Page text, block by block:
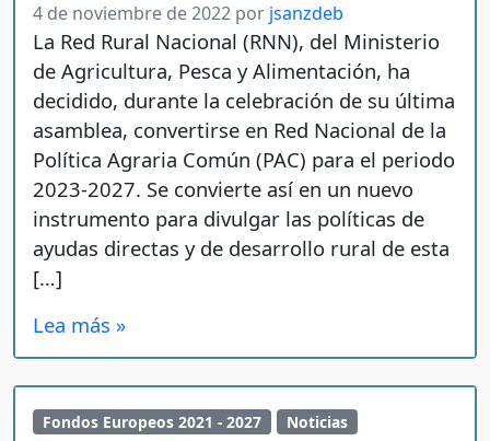
4 de noviembre de 2022 por jsanzdeb
La Red Rural Nacional (RNN), del Ministerio
de Agricultura, Pesca y Alimentación, ha
decidido, durante la celebración de su última
asamblea, convertirse en Red Nacional de la
Política Agraria Común (PAC) para el periodo
2023-2027. Se convierte así en un nuevo
instrumento para divulgar las políticas de
ayudas directas y de desarrollo rural de esta
[…]
Lea más »
Fondos Europeos 2021 - 2027 Noticias